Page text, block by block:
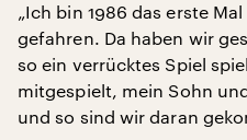
„Ich bin 1986 das erste
gefahren. Da haben wir
so ein verrücktes Spiel
mitgespielt, mein Sohn
und so sind wir daran